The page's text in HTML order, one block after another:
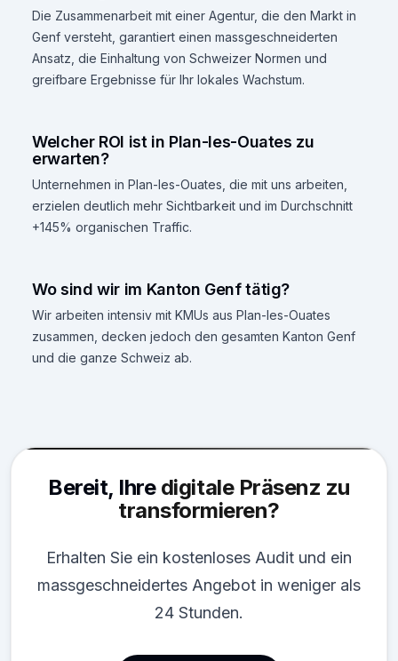
Die Zusammenarbeit mit einer Agentur, die den Markt in
Genf versteht, garantiert einen massgeschneiderten
Ansatz, die Einhaltung von Schweizer Normen und
greifbare Ergebnisse für Ihr lokales Wachstum.
Welcher ROI ist in Plan-les-Ouates zu
erwarten?
Unternehmen in Plan-les-Ouates, die mit uns arbeiten,
erzielen deutlich mehr Sichtbarkeit und im Durchschnitt
+145% organischen Traffic.
Wo sind wir im Kanton Genf tätig?
Wir arbeiten intensiv mit KMUs aus Plan-les-Ouates
zusammen, decken jedoch den gesamten Kanton Genf
und die ganze Schweiz ab.
Bereit, Ihre digitale Präsenz zu
transformieren?
Erhalten Sie ein kostenloses Audit und ein
massgeschneidertes Angebot in weniger als
24 Stunden.